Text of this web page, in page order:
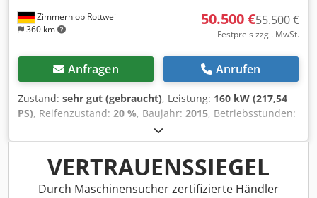
Zimmern ob Rottweil
360 km
50.500 €55.500 €
Festpreis zzgl. MwSt.
Anfragen Anrufen
Zustand: sehr gut (gebraucht), Leistung: 160 kW (217,54
PS), Reifenzustand: 20 %, Baujahr: 2015, Betriebsstunden:
Kabine, Klimaanlage
Stampffußwalze Baujahr: 2015 Betriebsstunden: 4.068 std
ROPS Klimaanlage Radio Rückfahrkamera Reifengroße
23.1-26 - ca 40% erhalten Deutz Motor mit 150 kW Crsdpsy
I Uppefx Ag Eof CE / EPA Einsatzgewicht: 21 to.
VERTRAUENSSIEGEL
Durch Maschinensucher zertifizierte Händler